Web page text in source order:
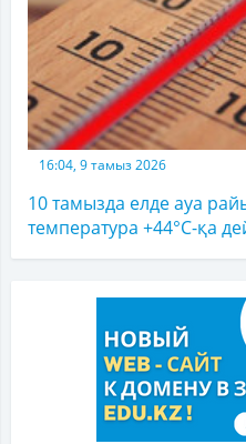
16:04, 9 тамыз 2026
10 тамызда елде ауа
температура +44°C-қа